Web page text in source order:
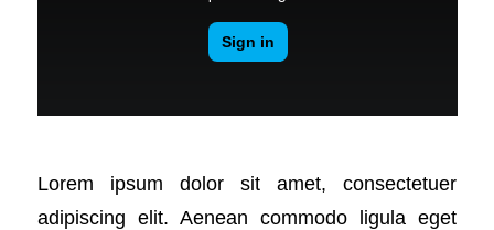
Lorem ipsum dolor sit amet, consectetuer
adipiscing elit. Aenean commodo ligula eget